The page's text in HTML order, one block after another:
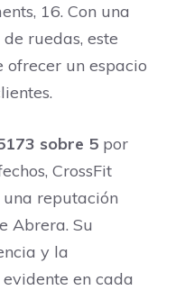
16. Con una
ruedas, este
ofrecer un espacio
sobre 5 por
CrossFit
una reputación
Abrera. Su
y la
en cada